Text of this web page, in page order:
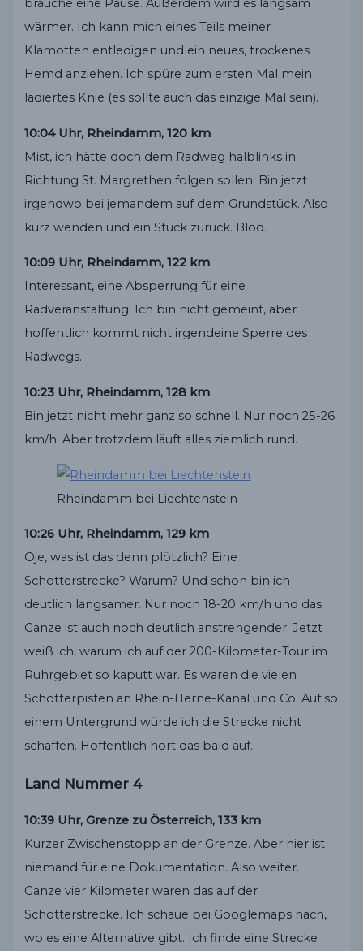
brauche eine Pause. Außerdem wird es langsam
wärmer. Ich kann mich eines Teils meiner
Klamotten entledigen und ein neues, trockenes
Hemd anziehen. Ich spüre zum ersten Mal mein
lädiertes Knie (es sollte auch das einzige Mal sein).
10:04 Uhr, Rheindamm, 120 km
Mist, ich hätte doch dem Radweg halblinks in
Richtung St. Margrethen folgen sollen. Bin jetzt
irgendwo bei jemandem auf dem Grundstück. Also
kurz wenden und ein Stück zurück. Blöd.
10:09 Uhr, Rheindamm, 122 km
Interessant, eine Absperrung für eine
Radveranstaltung. Ich bin nicht gemeint, aber
hoffentlich kommt nicht irgendeine Sperre des
Radwegs.
10:23 Uhr, Rheindamm, 128 km
Bin jetzt nicht mehr ganz so schnell. Nur noch 25-26
km/h. Aber trotzdem läuft alles ziemlich rund.
Rheindamm bei Liechtenstein
10:26 Uhr, Rheindamm, 129 km
Oje, was ist das denn plötzlich? Eine
Schotterstrecke? Warum? Und schon bin ich
deutlich langsamer. Nur noch 18-20 km/h und das
Ganze ist auch noch deutlich anstrengender. Jetzt
weiß ich, warum ich auf der 200-Kilometer-Tour im
Ruhrgebiet so kaputt war. Es waren die vielen
Schotterpisten an Rhein-Herne-Kanal und Co. Auf so
einem Untergrund würde ich die Strecke nicht
schaffen. Hoffentlich hört das bald auf.
Land Nummer 4
10:39 Uhr, Grenze zu Österreich, 133 km
Kurzer Zwischenstopp an der Grenze. Aber hier ist
niemand für eine Dokumentation. Also weiter.
Ganze vier Kilometer waren das auf der
Schotterstrecke. Ich schaue bei Googlemaps nach,
wo es eine Alternative gibt. Ich finde eine Strecke